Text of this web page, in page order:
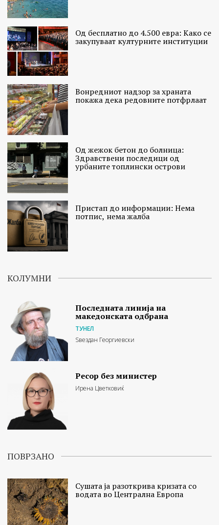
Од бесплатно до 4.500 евра: Како се
закупуваат културните институции
Вонредниот надзор за храната
покажа дека редовните потфрлаат
Од жежок бетон до болница:
Здравствени последици од
урбаните топлински острови
Пристап до информации: Нема
потпис, нема жалба
КОЛУМНИ
Последната линија на
македонската одбрана
ТУНЕЛ
Ѕвездан Георгиевски
Ресор без министер
Ирена Цветковиќ
ПОВРЗАНО
Сушата ја разоткрива кризата со
водата во Централна Европа